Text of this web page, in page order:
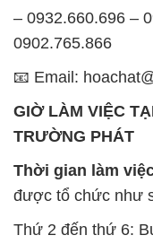
– 0932.660.696 –
0902.765.866
📧 Email:
GIỜ LÀM VIỆC
TRƯỜNG PHÁT
Thời gian làm
được tổ chức như
Thứ 2 đến thứ 6: